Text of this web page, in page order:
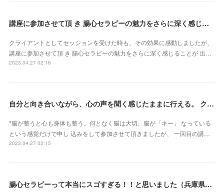
講座に参加させて頂 き 腸心セラピーの魅力をさらに深く感じることが 出来ました（東京都・森由希子さん）
クライアントとしてセッションを受けた時も、その効果に感動しましたが、
講座に参加させて頂 き 腸心セラピーの魅力をさらに深く感じることが 出…
2023.04.27 02:16
自分と向き合いながら、心の声を聞く感じたままに行える。 クライアントさん主体で行うとこ ろが本当に素晴らしいです（新潟県・佐藤よしみさん）
*腸が整うと心も身体も整う。何となく腸は大切、腸が「キー」 なっている
という感覚だけで申し 込みをして参加させて頂きましたが、 一回目の講…
2023.04.27 02:15
腸心セラピーって本当にスゴすぎる！！と思いました（兵庫県 M・Oさん）